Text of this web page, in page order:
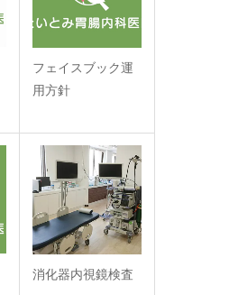
フェイスブック運
用方針
消化器内視鏡検査